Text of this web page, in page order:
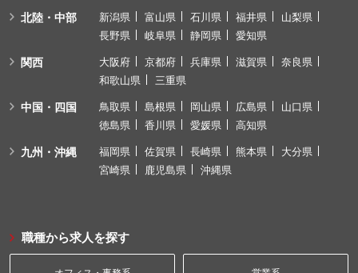
北陸・中部 新潟県 富山県 石川県 福井県
山梨県
長野県
岐阜県 静岡県 愛知県
関西 大阪府 京都府 兵庫県 滋賀県
奈良県
和歌山県
三重県
中国・四国 鳥取県 島根県 岡山県 広島県
山口県
徳島県
香川県 愛媛県 高知県
九州・沖縄 福岡県 佐賀県 長崎県 熊本県
大分県
宮崎県
鹿児島県 沖縄県
職種から求人を探す